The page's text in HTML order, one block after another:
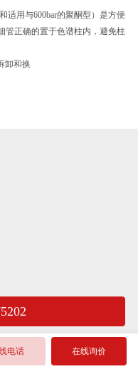
用与600bar的聚酮型）是方便
管正确的置于色谱柱内，避免柱
卸和换
电话 在线询价